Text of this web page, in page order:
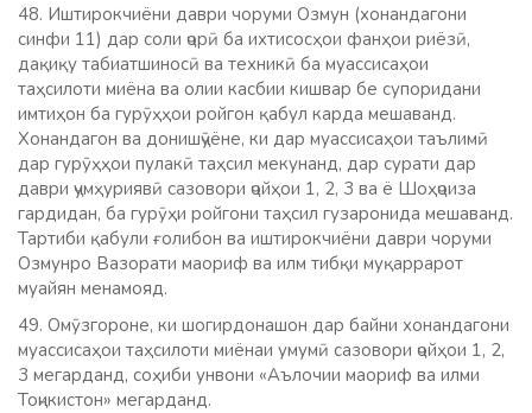
48. Иштирокчиёни даври чоруми Озмун (хонандагони
синфи 11) дар соли ҷорӣ ба ихтисосҳои фанҳои риёзӣ,
дақиқу табиатшиносӣ ва техникӣ ба муассисаҳои
таҳсилоти миёна ва олии касбии кишвар бе супоридани
имтиҳон ба гурӯҳҳои ройгон қабул карда мешаванд.
Хонандагон ва донишҷӯёне, ки дар муассисаҳои таълимӣ
дар гурӯҳҳои пулакӣ таҳсил мекунанд, дар сурати дар
даври ҷумҳуриявӣ сазовори ҷойҳои 1, 2, 3 ва ё Шоҳҷоиза
гардидан, ба гурӯҳи ройгони таҳсил гузаронида мешаванд.
Тартиби қабули ғолибон ва иштирокчиёни даври чоруми
Озмунро Вазорати маориф ва илм тибқи муқаррарот
муайян менамояд.
49. Омӯзгороне, ки шогирдонашон дар байни хонандагони
муассисаҳои таҳсилоти миёнаи умумӣ сазовори ҷойҳои 1, 2,
3 мегарданд, соҳиби унвони «Аълочии маориф ва илми
Тоҷикистон» мегарданд.